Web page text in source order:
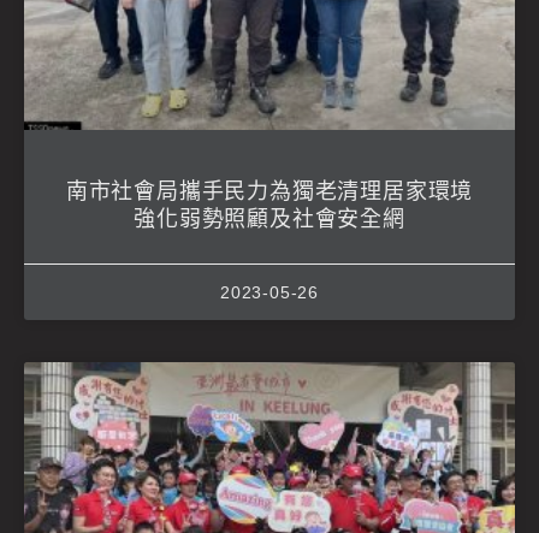
南市社會局攜手民力為獨老清理居家環境
強化弱勢照顧及社會安全網
2023-05-26